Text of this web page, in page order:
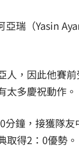
瑞（Yasin
，因此他賽
太多慶祝動作。
鐘，接獲隊
取得2：0優勢。